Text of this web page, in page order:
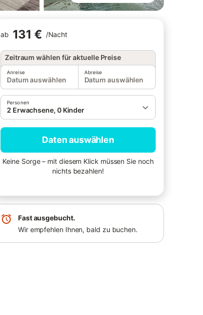
ab 131 € /Nacht
Zeitraum wählen für aktuelle Preise
Anreise
Datum auswählen
Abreise
Datum auswählen
Personen
2 Erwachsene, 0 Kinder
Daten auswählen
Keine Sorge – mit diesem Klick müssen Sie noch
nichts bezahlen!
Fast ausgebucht.
Wir empfehlen Ihnen, bald zu buchen.